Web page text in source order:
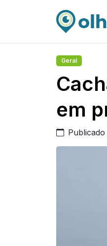
Geral
em